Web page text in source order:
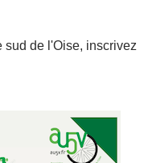
sud de l'Oise, inscrivez